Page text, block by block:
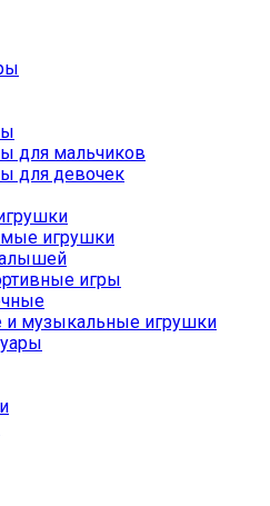
для мальчиков
для девочек
игрушки
игры
и музыкальные игрушки